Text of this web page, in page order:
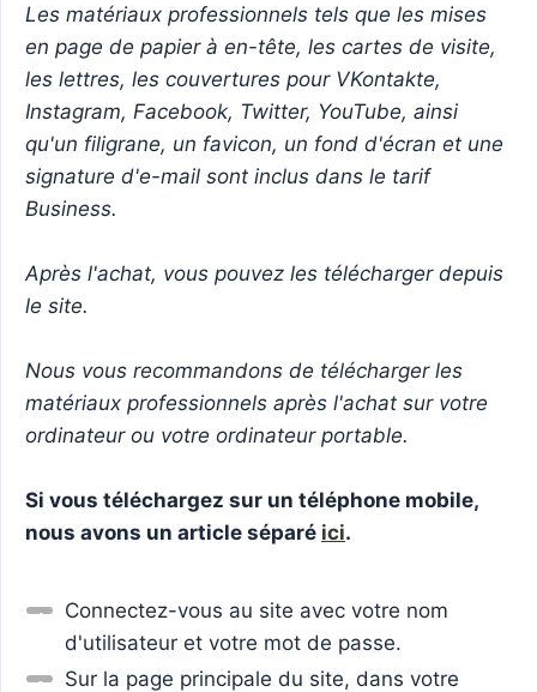
Les matériaux professionnels tels que les mises
en page de papier à en-tête, les cartes de visite,
les lettres, les couvertures pour VKontakte,
Instagram, Facebook, Twitter, YouTube, ainsi
qu'un filigrane, un favicon, un fond d'écran et une
signature d'e-mail sont inclus dans le tarif
Business.
Après l'achat, vous pouvez les télécharger depuis
le site.
Nous vous recommandons de télécharger les
matériaux professionnels après l'achat sur votre
ordinateur ou votre ordinateur portable.
Si vous téléchargez sur un téléphone mobile,
nous avons un article séparé ici.
Connectez-vous au site avec votre nom
d'utilisateur et votre mot de passe.
Sur la page principale du site, dans votre